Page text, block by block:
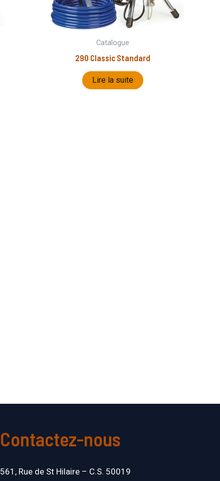
Catalogue
290 Classic Standard
Lire la suite
Contactez-nous
561, Rue de St Hilaire – C.S. 50019